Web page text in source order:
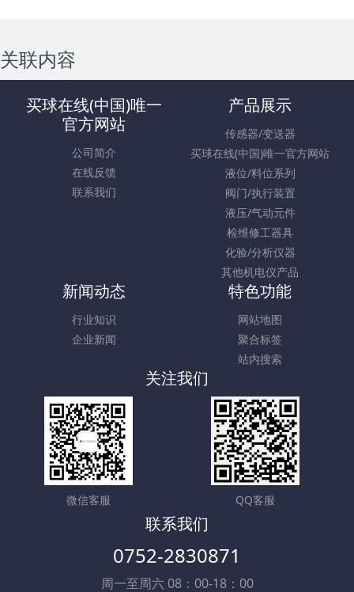
关联内容
买球在线(中国)唯一
官方网站
公司简介
在线反馈
联系我们
产品展示
传感器/变送器
买球在线(中国)唯一官方网站
液位/料位系列
阀门/执行装置
液压/气动元件
检维修工器具
化验/分析仪器
其他机电仪产品
新闻动态
行业知识
企业新闻
特色功能
网站地图
聚合标签
站内搜索
关注我们
微信客服 QQ客服
联系我们
0752-2830871
周一至周六 08：00-18：00